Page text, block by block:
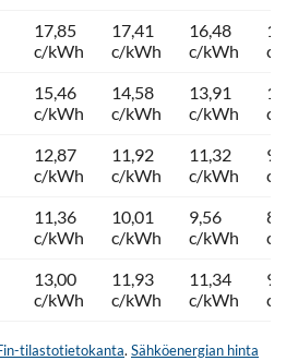
17,85
c/kWh
17,41
c/kWh
16,48
c/kWh
c/
15,46
c/kWh
14,58
c/kWh
13,91
c/kWh
c/
12,87
c/kWh
11,92
c/kWh
11,32
c/kWh
c/
11,36
c/kWh
10,01
c/kWh
9,56
c/kWh
c/
13,00
c/kWh
11,93
c/kWh
11,34
c/kWh
c/
tilastotietokanta. Sähköenergian hinta